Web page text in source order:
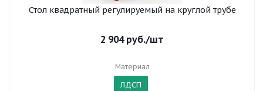
Стол квадратный регулируемый на круглой трубе
2 904руб./шт
Материал
ЛДСП